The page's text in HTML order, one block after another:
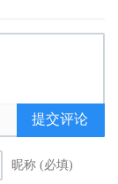
提交评论
昵称 (必填)